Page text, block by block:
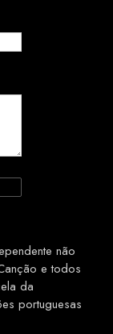
não
e todos
da
portuguesas